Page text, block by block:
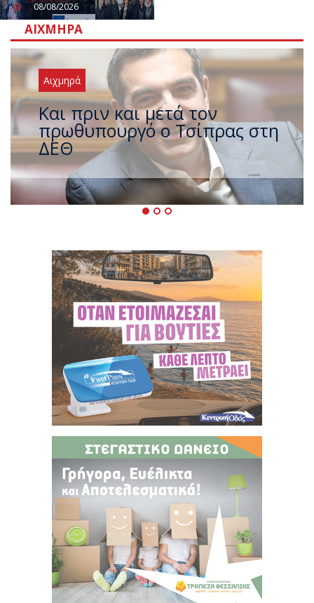
08/08/2026
ΑΙΧΜΗΡΆ
Αιχμηρά
Έρχεται νέο ισχυρό κύμα
ζέστης με 40 βαθμούς Κελσίου
– Ο καιρός έως τον
Δεκαπενταύγουστο